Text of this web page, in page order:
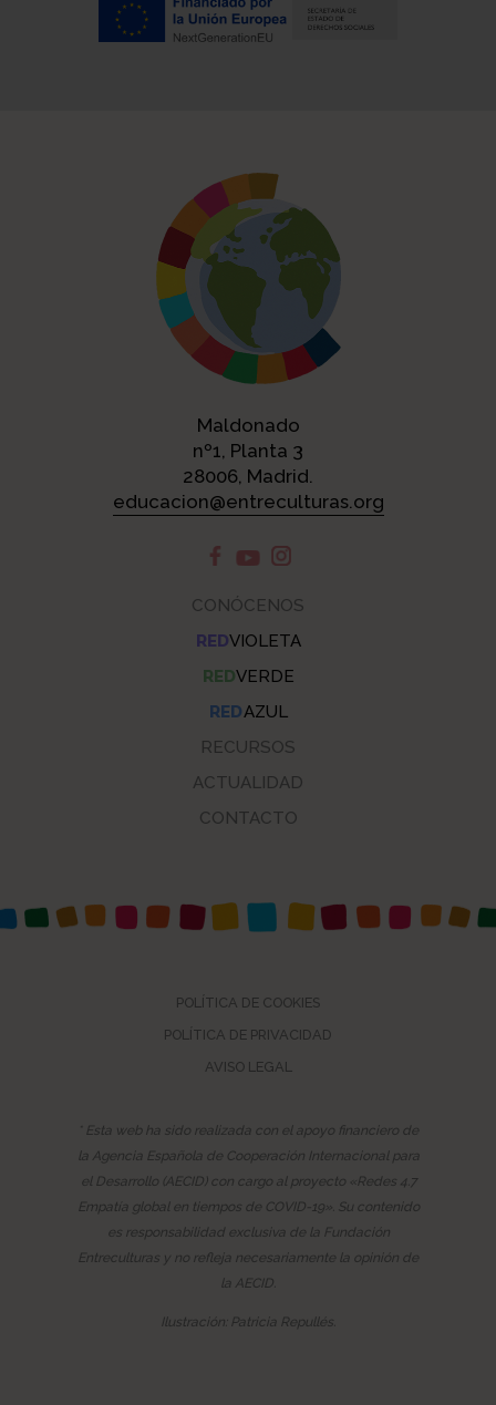
Maldonado
nº1, Planta 3
28006, Madrid.
educacion@entreculturas.org
CONÓCENOS
REDVIOLETA
REDVERDE
REDAZUL
RECURSOS
ACTUALIDAD
CONTACTO
POLÍTICA DE COOKIES
POLÍTICA DE PRIVACIDAD
AVISO LEGAL
* Esta web ha sido realizada con el apoyo financiero de
la Agencia Española de Cooperación Internacional para
el Desarrollo (AECID) con cargo al proyecto «Redes 4.7
Empatía global en tiempos de COVID-19». Su contenido
es responsabilidad exclusiva de la Fundación
Entreculturas y no refleja necesariamente la opinión de
la AECID.
Ilustración: Patricia Repullés.